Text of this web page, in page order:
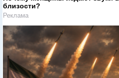
близости?
Реклама